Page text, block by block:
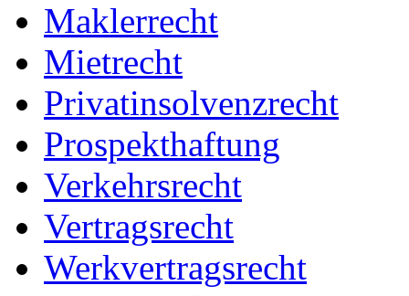
Maklerrecht
Mietrecht
Privatinsolvenzrecht
Prospekthaftung
Verkehrsrecht
Vertragsrecht
Werkvertragsrecht